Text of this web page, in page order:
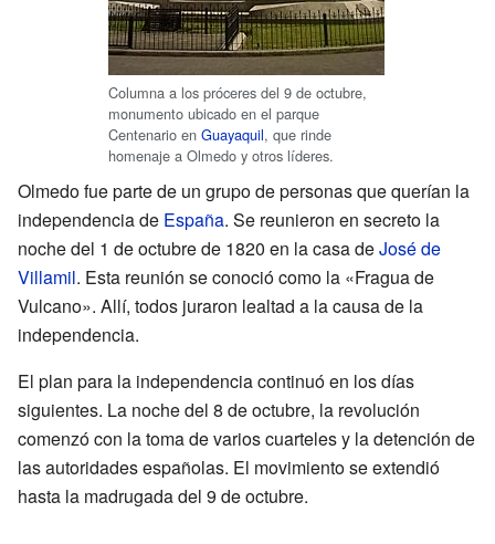
Columna a los próceres del 9 de octubre,
monumento ubicado en el parque
Centenario en Guayaquil, que rinde
homenaje a Olmedo y otros líderes.
Olmedo fue parte de un grupo de personas que querían la
independencia de España. Se reunieron en secreto la
noche del 1 de octubre de 1820 en la casa deJosé de
Villamil. Esta reunión se conoció como la «Fragua de
Vulcano». Allí, todos juraron lealtad a la causa de la
independencia.
El plan para la independencia continuó en los días
siguientes. La noche del 8 de octubre, la revolución
comenzó con la toma de varios cuarteles y la detención de
las autoridades españolas. El movimiento se extendió
hasta la madrugada del 9 de octubre.